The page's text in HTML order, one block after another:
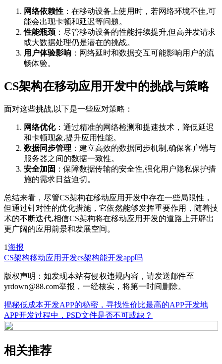
网络依赖性 ：在移动设备上使用时，若网络环境不佳,可
能会出现卡顿和延迟等问题。
性能瓶颈 ：尽管移动设备的性能持续提升,但高并发请求
或大数据处理仍是潜在的挑战。
用户体验影响 ：网络延时和数据交互可能影响用户的流
畅体验。
CS架构在移动应用开发中的挑战与策略
面对这些挑战,以下是一些应对策略：
网络优化：通过精准的网络检测和提速技术，降低延迟
和卡顿现象,提升应用性能。
数据同步管理 ：建立高效的数据同步机制,确保客户端与
服务器之间的数据一致性。
安全加固 ：保障数据传输的安全性,强化用户隐私保护措
施的需求日益迫切。
总结来看，尽管CS架构在移动应用开发中存在一些局限性，
但通过针对性的优化措施，它依然能够发挥重要作用，随着技
术的不断迭代,相信CS架构将在移动应用开发的道路上开辟出
更广阔的应用前景和发展空间。
1海报
CS架构移动应用开发cs架构能开发app吗
版权声明：如发现本站有侵权违规内容，请发送邮件至
yrdown@88.com举报，一经核实，将第一时间删除。
揭秘低成本开发APP的秘密，寻找性价比最高的APP开发地
APP开发过程中，PSD文件是否不可或缺？
相关推荐